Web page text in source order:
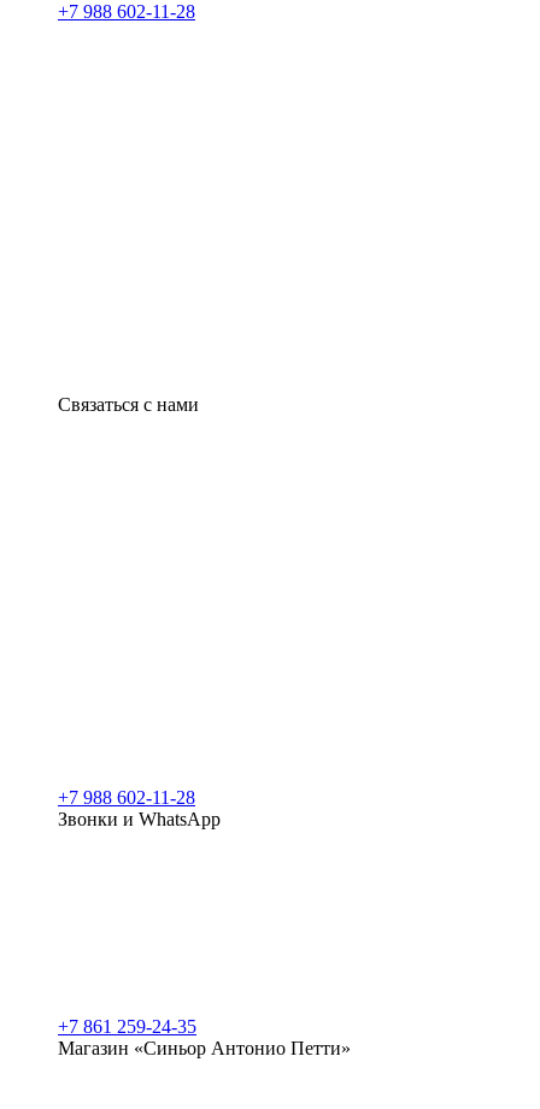
+7 988 602-11-28
Связаться с нами
+7 988 602-11-28
Звонки и WhatsApp
+7 861 259-24-35
Магазин «Синьор Антонио Петти»